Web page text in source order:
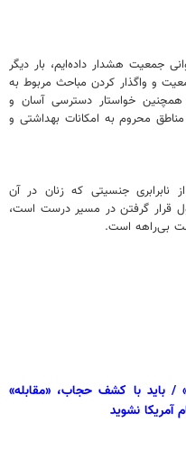
جمعیت هشدار داده‌ایم، بار دیگر
و واگذار کردن مباحث مربوط به
خواستار دسترسی آسان و
محروم به امکانات بهداشتی و
نابرابری جنسیتی که زنان در آن
قرار گرفتن در مسیر درست است،
بی‌راهه است.
/ باید با کشف حجاب، «مقابله»
آمریکا نشوید